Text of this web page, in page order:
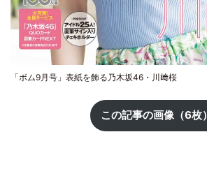
「ボム9月号」表紙を飾る乃木坂46・川﨑桜
この記事の画像（6枚）